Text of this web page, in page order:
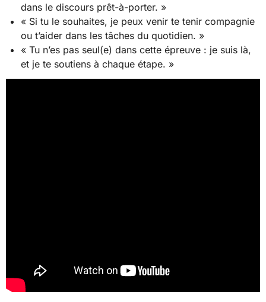
dans le discours prêt-à-porter. »
« Si tu le souhaites, je peux venir te tenir compagnie
ou t’aider dans les tâches du quotidien. »
« Tu n’es pas seul(e) dans cette épreuve : je suis là,
et je te soutiens à chaque étape. »